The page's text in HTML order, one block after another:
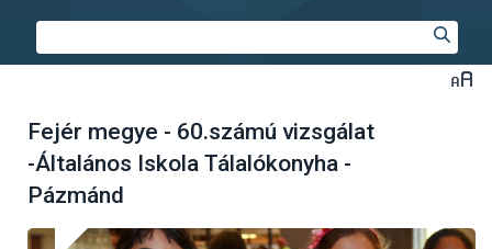
Fejér megye - 60.számú vizsgálat
-Általános Iskola Tálalókonyha -
Pázmánd